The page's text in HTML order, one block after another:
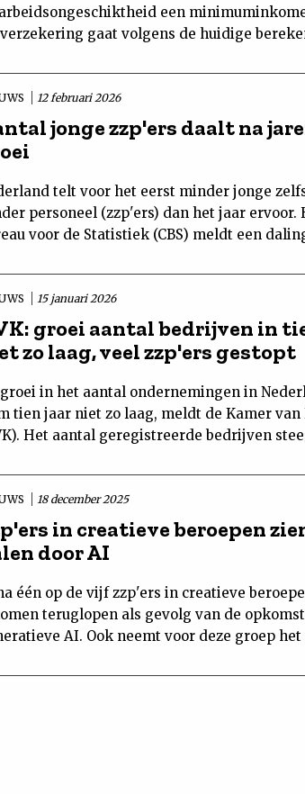
een
gaat volgens de huidige
12 februari 2026
jonge zzp'ers daalt na
telt voor het eerst minder jonge
personeel (zzp'ers) dan het jaar ervoor.
voor de Statistiek (CBS) meldt een
15 januari 2026
groei aantal bedrijven in
zo laag, veel zzp'ers gestopt
in het aantal ondernemingen in
tien jaar niet zo laag, meldt de Kamer van
Het aantal geregistreerde bedrijven
18 december 2025
in creatieve beroepen
door AI
één op de vijf zzp'ers in creatieve
teruglopen als gevolg van de
AI. Ook neemt voor deze groep het